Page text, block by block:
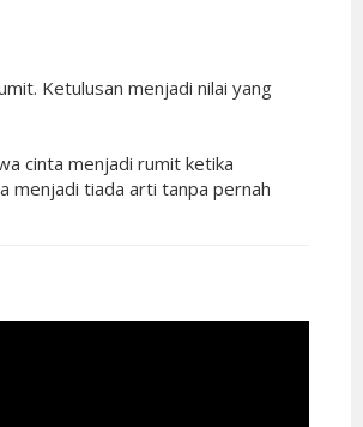
Ketulusan menjadi nilai yang
cinta menjadi rumit ketika
menjadi tiada arti tanpa pernah